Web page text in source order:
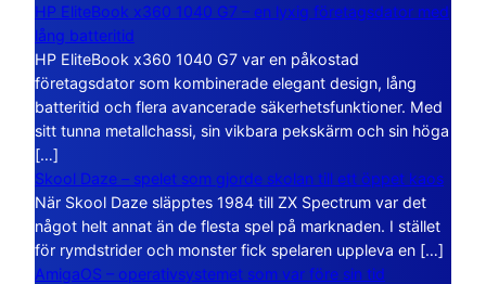
HP EliteBook x360 1040 G7 – en lyxig företagsdator med
lång batteritid
HP EliteBook x360 1040 G7 var en påkostad
företagsdator som kombinerade elegant design, lång
batteritid och flera avancerade säkerhetsfunktioner. Med
sitt tunna metallchassi, sin vikbara pekskärm och sin höga
[…]
Skool Daze – spelet som gjorde skolan till ett öppet kaos
När Skool Daze släpptes 1984 till ZX Spectrum var det
något helt annat än de flesta spel på marknaden. I stället
för rymdstrider och monster fick spelaren uppleva en […]
AmigaOS – operativsystemet som var före sin tid